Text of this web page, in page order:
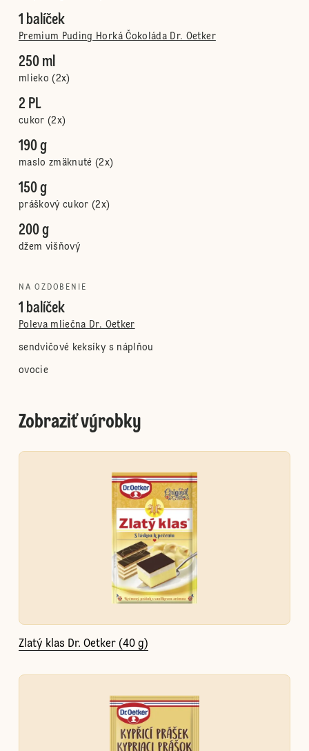
1 balíček
Premium Puding Horká Čokoláda Dr. Oetker
250 ml
mlieko (2x)
2 PL
cukor (2x)
190 g
maslo zmäknuté (2x)
150 g
práškový cukor (2x)
200 g
džem višňový
NA OZDOBENIE
1 balíček
Poleva mliečna Dr. Oetker
sendvičové keksíky s náplňou
ovocie
Zobraziť výrobky
Zlatý klas Dr. Oetker (40 g)